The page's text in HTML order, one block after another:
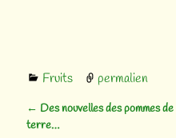
Fruits permalien
Navigation des articles
← Des nouvelles des pommes de
terre…